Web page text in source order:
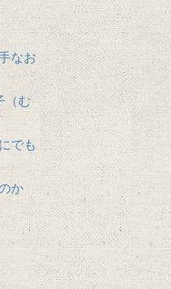
なお
（む
でも
か